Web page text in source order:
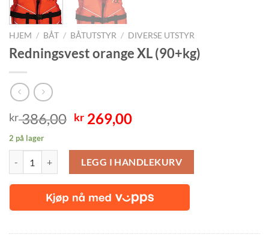
HJEM / BÅT / BÅTUTSTYR / DIVERSE UTSTYR
Redningsvest orange XL (90+kg)
kr386,00 Opprinnelig
var:
kr 386,00.
kr 269,00Nåværende
er:
kr 269,00.
2 på lager
LEGG I HANDLEKURV